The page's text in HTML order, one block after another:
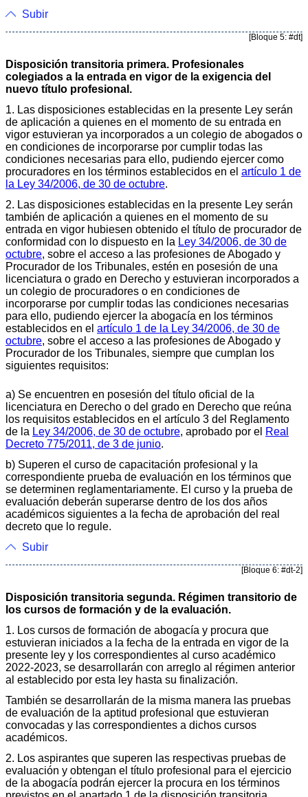
Subir
[Bloque 5: #dt]
Disposición transitoria primera. Profesionales
colegiados a la entrada en vigor de la exigencia del
nuevo título profesional.
1. Las disposiciones establecidas en la presente Ley serán
de aplicación a quienes en el momento de su entrada en
vigor estuvieran ya incorporados a un colegio de abogados o
en condiciones de incorporarse por cumplir todas las
condiciones necesarias para ello, pudiendo ejercer como
procuradores en los términos establecidos en el artículo 1 de
la Ley 34/2006, de 30 de octubre.
2. Las disposiciones establecidas en la presente Ley serán
también de aplicación a quienes en el momento de su
entrada en vigor hubiesen obtenido el título de procurador de
conformidad con lo dispuesto en la Ley 34/2006, de 30 de
octubre, sobre el acceso a las profesiones de Abogado y
Procurador de los Tribunales, estén en posesión de una
licenciatura o grado en Derecho y estuvieran incorporados a
un colegio de procuradores o en condiciones de
incorporarse por cumplir todas las condiciones necesarias
para ello, pudiendo ejercer la abogacía en los términos
establecidos en el artículo 1 de la Ley 34/2006, de 30 de
octubre, sobre el acceso a las profesiones de Abogado y
Procurador de los Tribunales, siempre que cumplan los
siguientes requisitos:
a) Se encuentren en posesión del título oficial de la
licenciatura en Derecho o del grado en Derecho que reúna
los requisitos establecidos en el artículo 3 del Reglamento
de la Ley 34/2006, de 30 de octubre, aprobado por el Real
Decreto 775/2011, de 3 de junio.
b) Superen el curso de capacitación profesional y la
correspondiente prueba de evaluación en los términos que
se determinen reglamentariamente. El curso y la prueba de
evaluación deberán superarse dentro de los dos años
académicos siguientes a la fecha de aprobación del real
decreto que lo regule.
Subir
[Bloque 6: #dt-2]
Disposición transitoria segunda. Régimen transitorio de
los cursos de formación y de la evaluación.
1. Los cursos de formación de abogacía y procura que
estuvieran iniciados a la fecha de la entrada en vigor de la
presente ley y los correspondientes al curso académico
2022-2023, se desarrollarán con arreglo al régimen anterior
al establecido por esta ley hasta su finalización.
También se desarrollarán de la misma manera las pruebas
de evaluación de la aptitud profesional que estuvieran
convocadas y las correspondientes a dichos cursos
académicos.
2. Los aspirantes que superen las respectivas pruebas de
evaluación y obtengan el título profesional para el ejercicio
de la abogacía podrán ejercer la procura en los términos